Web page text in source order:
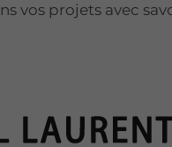
vos projets avec